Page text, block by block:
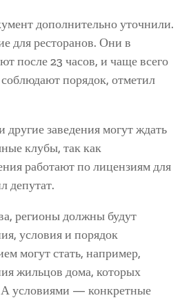
дополнительно уточнили.
для ресторанов. Они в
после 23 часов, и чаще всего
порядок, отметил
заведения могут ждать
клубы, так как
работают по лицензиям для
депутат.
регионы должны будут
условия и порядок
могут стать, например,
жильцов дома, которых
А условиями — конкретные